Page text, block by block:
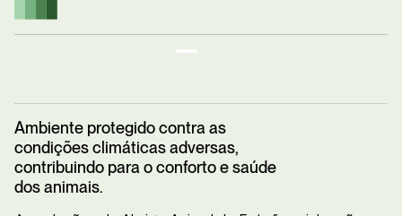
Ambiente protegido contra as
condições climáticas adversas,
contribuindo para o conforto e saúde
dos animais.